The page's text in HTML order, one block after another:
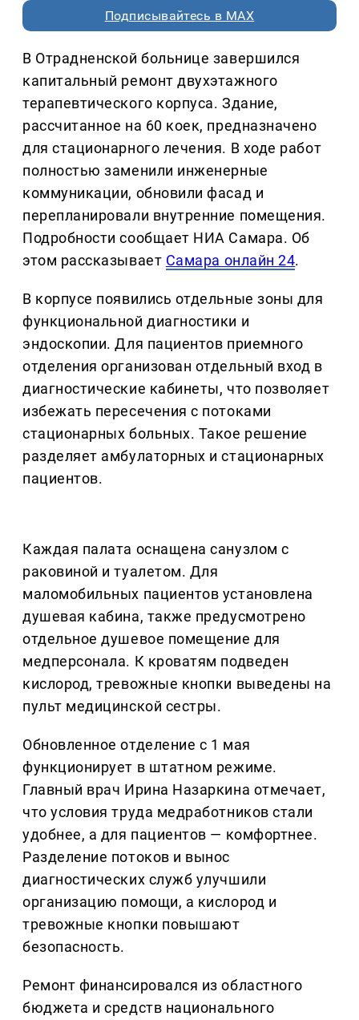
Подписывайтесь в MAX
В Отрадненской больнице завершился
капитальный ремонт двухэтажного
терапевтического корпуса. Здание,
рассчитанное на 60 коек, предназначено
для стационарного лечения. В ходе работ
полностью заменили инженерные
коммуникации, обновили фасад и
перепланировали внутренние помещения.
Подробности сообщает НИА Самара. Об
этом рассказывает Самара онлайн 24.
В корпусе появились отдельные зоны для
функциональной диагностики и
эндоскопии. Для пациентов приемного
отделения организован отдельный вход в
диагностические кабинеты, что позволяет
избежать пересечения с потоками
стационарных больных. Такое решение
разделяет амбулаторных и стационарных
пациентов.
Каждая палата оснащена санузлом с
раковиной и туалетом. Для
маломобильных пациентов установлена
душевая кабина, также предусмотрено
отдельное душевое помещение для
медперсонала. К кроватям подведен
кислород, тревожные кнопки выведены на
пульт медицинской сестры.
Обновленное отделение с 1 мая
функционирует в штатном режиме.
Главный врач Ирина Назаркина отмечает,
что условия труда медработников стали
удобнее, а для пациентов — комфортнее.
Разделение потоков и вынос
диагностических служб улучшили
организацию помощи, а кислород и
тревожные кнопки повышают
безопасность.
Ремонт финансировался из областного
бюджета и средств национального